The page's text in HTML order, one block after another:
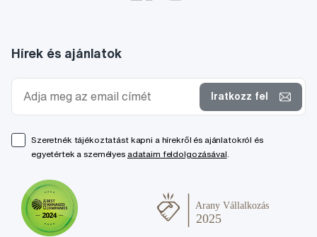
Hírek és ajánlatok
Iratkozz fel
Szeretnék tájékoztatást kapni a hírekről és ajánlatokról és
egyetértek a személyes adataim feldolgozásával